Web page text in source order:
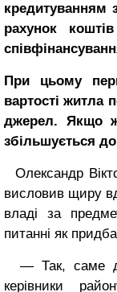
кредитуванням
рахунок
При цьому
вартості житла
джерел. Якщо
збільшується до
Олександр
висловив щиру
владі за
питанні як
— Так, саме
керівники